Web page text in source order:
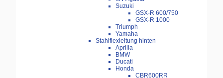
Suzuki
GSX-R 600/750
GSX-R 1000
Triumph
Yamaha
Stahlflexleitung hinten
Aprilia
BMW
Ducati
Honda
CBR600RR